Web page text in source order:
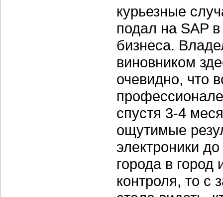
курьезные
подал на SAP
бизнеса.
виновником
очевидно, что
спустя 3-4
ощутимые
электроники
города в город
контроля, то с